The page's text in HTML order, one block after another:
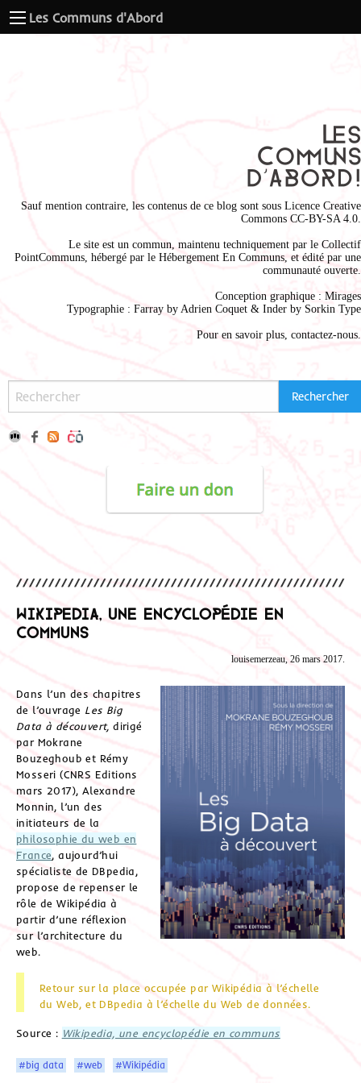
Les Communs d'Abord
Sauf mention contraire, les contenus de ce blog sont sous Licence Creative
Commons CC-BY-SA 4.0
Le site est un commun, maintenu techniquement par le Collectif
PointCommuns , hébergé par le Hébergement En Communs , et édité par une
communauté ouverte.
Conception graphique : Mirages
Typographie : Farray by Adrien Coquet & Inder by Sorkin Type
Pour en savoir plus, contactez-nous
Wikipedia, une encyclopédie en
communs
louisemerzeau, 26 mars 2017.
Dans l’un des chapitres
de l’ouvrage Les Big
Data à découvert,dirigé
par Mokrane
Bouzeghoub et Rémy
Mosseri (CNRS Editions
mars 2017), Alexandre
Monnin, l’un des
initiateurs de la
philosophie du web en
France, aujourd’hui
spécialiste de DBpedia,
propose de repenser le
rôle de Wikipédia à
partir d’une réflexion
sur l’architecture du
web.
Retour sur la place occupée par Wikipédia à l’échelle
du Web, et DBpedia à l’échelle du Web de données.
Source : Wikipedia, une encyclopédie en communs
#big data #web #Wikipédia